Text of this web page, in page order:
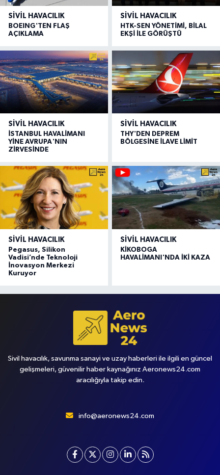
SIVIL HAVACILIK
BOEING'TEN FLAŞ
AÇIKLAMA
SIVIL HAVACILIK
HTK-SEN YÖNETİMİ, BİLAL
EKŞİ İLE GÖRÜŞTÜ
SIVIL HAVACILIK
İSTANBUL HAVALİMANI
YİNE AVRUPA'NIN
ZİRVESİNDE
SIVIL HAVACILIK
THY'DEN DEPREM
BÖLGESİNE İLAVE LİMİT
SIVIL HAVACILIK
Pegasus, Silikon
Vadisi’nde Teknoloji
İnovasyon Merkezi
Kuruyor
SIVIL HAVACILIK
KİKOBOGA
HAVALİMANI'NDA İKİ KAZA
Sivil havacılık, savunma sanayi ve uzay haberleri ile ilgili en güncel
gelişmeleri, güvenilir haber kaynağınız Aeronews24.com
aracılığıyla takip edin.
info@aeronews24.com